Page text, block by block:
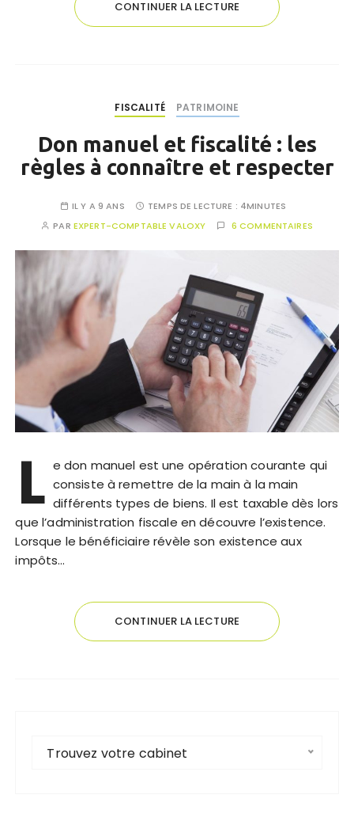
CONTINUER LA LECTURE
FISCALITÉ PATRIMOINE
Don manuel et fiscalité : les
règles à connaître et respecter
IL Y A 9 ANS TEMPS DE LECTURE : 4MINUTES
PAR EXPERT-COMPTABLE VALOXY 6 COMMENTAIRES
L e don manuel est une opération courante qui
consiste à remettre de la main à la main
différents types de biens. Il est taxable dès lors
que l’administration fiscale en découvre l’existence.
Lorsque le bénéficiaire révèle son existence aux
impôts…
CONTINUER LA LECTURE
Trouvez votre cabinet